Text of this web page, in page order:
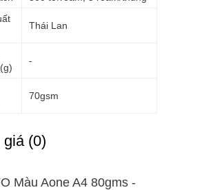
Thái Lan
-
70gsm
(0)
Màu Aone A4 80gms -